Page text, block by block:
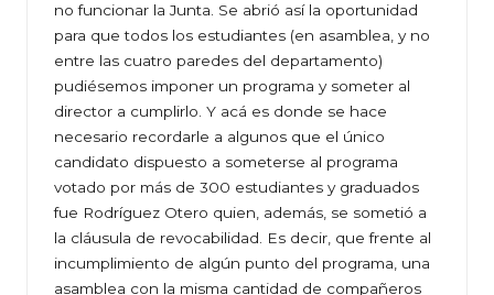
no funcionar la Junta. Se abrió así la oportunidad
para que todos los estudiantes (en asamblea, y no
entre las cuatro paredes del departamento)
pudiésemos imponer un programa y someter al
director a cumplirlo. Y acá es donde se hace
necesario recordarle a algunos que el único
candidato dispuesto a someterse al programa
votado por más de 300 estudiantes y graduados
fue Rodríguez Otero quien, además, se sometió a
la cláusula de revocabilidad. Es decir, que frente al
incumplimiento de algún punto del programa, una
asamblea con la misma cantidad de compañeros